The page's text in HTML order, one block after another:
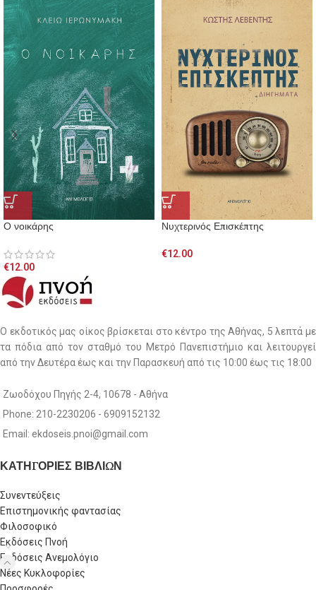
Ο νοικάρης
€12.00
Νυχτερινός Επισκέπτης
€12.00
Ο εκδοτικός μας οίκος βρίσκεται στο κέντρο της Αθήνας, 5 λεπτά με
τα πόδια από τον σταθμό του Μετρό Πανεπιστήμιο και λειτουργεί
από την Δευτέρα έως και την Παρασκευή από τις 10:00 έως τις 18:00
Ζωοδόχου Πηγής 2-4, 10678 - Αθήνα
Phone: 210-2230206 - 6909152132
Email: ekdoseis.pnoi@gmail.com
ΚΑΤΗΓΟΡΙΕΣ ΒΙΒΛΙΩΝ
Συνεντεύξεις
Επιστημονικής φαντασίας
Φιλοσοφικό
Εκδόσεις Πνοή
Εκδόσεις Ανεμολόγιο
Νέες Κυκλοφορίες